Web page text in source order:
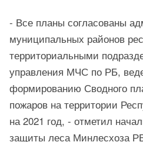
- Все планы согласованы
муниципальных районов
территориальными
управления МЧС по РБ,
формированию Сводного
пожаров на территории
на 2021 год, - отметил
защиты леса Минлесхоза